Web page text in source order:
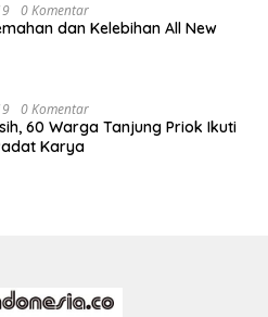
0 Komentar
dan Kelebihan All New
0 Komentar
60 Warga Tanjung Priok Ikuti
Karya